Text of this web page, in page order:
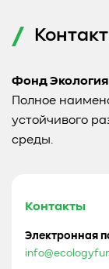
Фонд Экология
Полное
устойчивого
среды.
Контакты
Электронная